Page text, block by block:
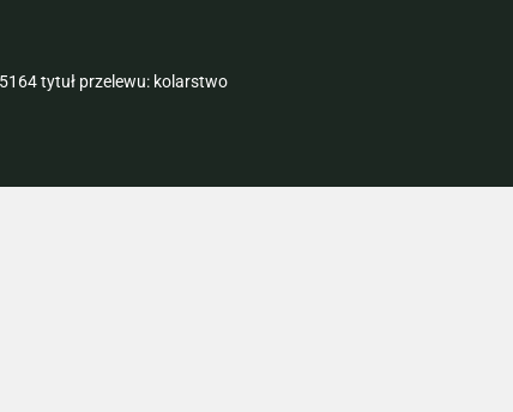
tytuł przelewu: kolarstwo